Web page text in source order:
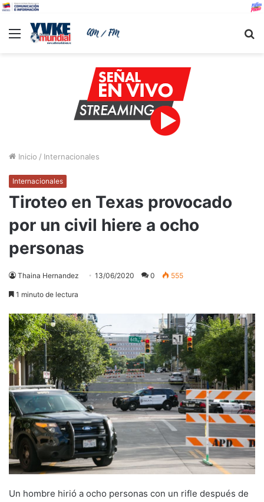
Menu
Inicio / Internacionales
Internacionales
Tiroteo en Texas provocado
por un civil hiere a ocho
personas
Thaina Hernandez 13/06/2020 0 555
1 minuto de lectura
Un hombre hirió a ocho personas con un rifle después de